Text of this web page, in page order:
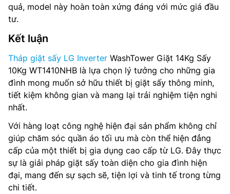
quả, model này hoàn toàn xứng đáng với mức giá đầu
tư.
Kết luận
Tháp giặt sấy LG Inverter WashTower Giặt 14Kg Sấy
10Kg WT1410NHB là lựa chọn lý tưởng cho những gia
đình mong muốn sở hữu thiết bị giặt sấy thông minh,
tiết kiệm không gian và mang lại trải nghiệm tiện nghi
nhất.
Với hàng loạt công nghệ hiện đại sản phẩm không chỉ
giúp chăm sóc quần áo tối ưu mà còn thể hiện đẳng
cấp của một thiết bị gia dụng cao cấp từ LG. Đây thực
sự là giải pháp giặt sấy toàn diện cho gia đình hiện
đại, mang đến sự sạch sẽ, tiện lợi và tinh tế trong từng
chi tiết.